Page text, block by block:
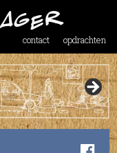
contact opdrachten